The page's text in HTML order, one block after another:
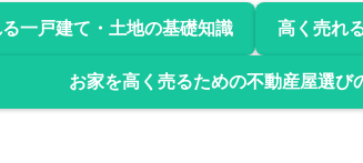
一戸建て・土地の基礎知識 高く売れ
お家を高く売るための不動産屋選び